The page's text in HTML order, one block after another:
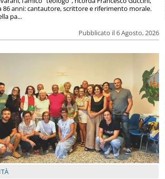
Pubblicato il 6 Agosto, 2026
86 anni: cantautore, scrittore e riferimento morale.
pa...